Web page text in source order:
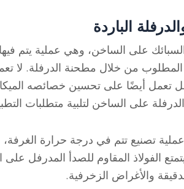
الباردة
على الساخن، وهي عملية يتم
من خلال مطحنة الدرفلة. لا
تعمل أيضًا على تحسين خصائصه
على الساخن لتلبية متطلبات
تصنيع تتم في درجة حرارة الغرفة،
الفولاذ المقاوم للصدأ المدرفل
والأغراض الزخرفية.